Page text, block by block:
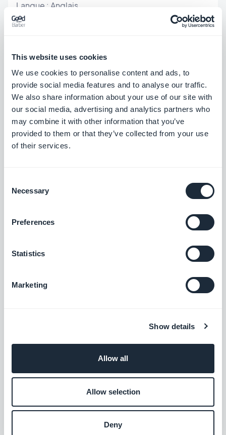
This website uses cookies
We use cookies to personalise content and ads, to
provide social media features and to analyse our traffic.
We also share information about your use of our site with
our social media, advertising and analytics partners who
may combine it with other information that you’ve
provided to them or that they’ve collected from your use
of their services.
Selection
Necessary
Preferences
Statistics
Marketing
Show details
Allow all
Allow selection
Deny
Langue : Anglais
Store : Android et iOS (iPhone et iPad)
est l’une des fiertés de la ville
d’Ajaccio. Pionnier en la matière, le musée est
désormais équipé d’une application mobile
compatible avec la technologie iBeacons, l’une
des innovations que nous avons introduites en
2015. Le contenu de l’app est automatiquement
sollicité au fil du parcours du visiteur dans